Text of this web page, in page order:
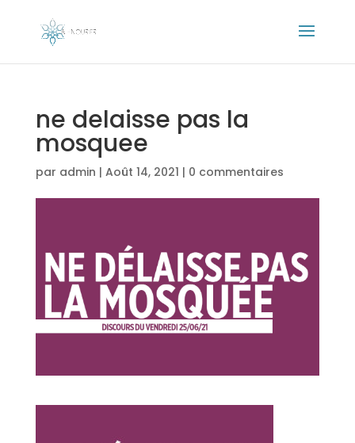
ne delaisse pas la
mosquee
par admin | Août 14, 2021 | 0 commentaires